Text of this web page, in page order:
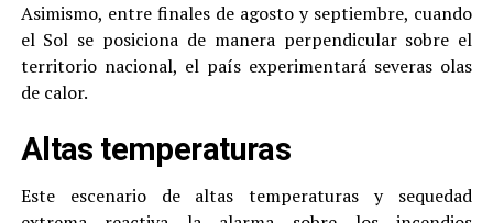
Asimismo, entre finales de agosto y septiembre, cuando
el Sol se posiciona de manera perpendicular sobre el
territorio nacional, el país experimentará severas olas
de calor.
Altas temperaturas
Este escenario de altas temperaturas y sequedad